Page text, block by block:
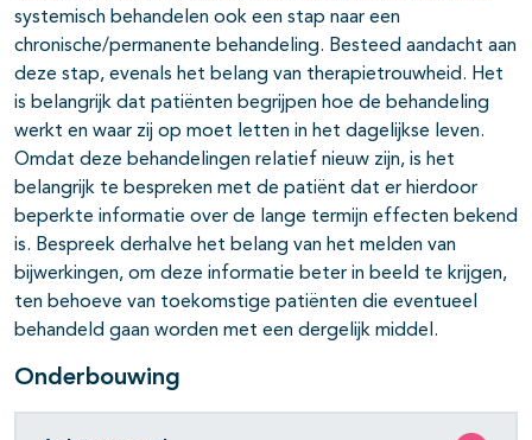
systemisch behandelen ook een stap naar een
chronische/permanente behandeling. Besteed aandacht aan
deze stap, evenals het belang van therapietrouwheid. Het
is belangrijk dat patiënten begrijpen hoe de behandeling
werkt en waar zij op moet letten in het dagelijkse leven.
Omdat deze behandelingen relatief nieuw zijn, is het
belangrijk te bespreken met de patiënt dat er hierdoor
beperkte informatie over de lange termijn effecten bekend
is. Bespreek derhalve het belang van het melden van
bijwerkingen, om deze informatie beter in beeld te krijgen,
ten behoeve van toekomstige patiënten die eventueel
behandeld gaan worden met een dergelijk middel.
Onderbouwing